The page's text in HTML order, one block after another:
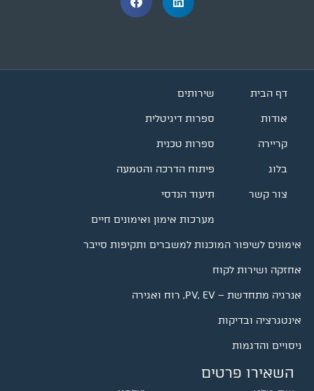
דף הבית
אודות
קריירה
בלוג
צור קשר
שירותים
ספרות דיגיטלית
ספרות טכנית
פיתוח הדרכה והטמעה
תיעוד הנדסי
מערכות אימון ואימונים חיים
אימונים לשיפור המוכנות למשברים ותקיפות סייבר
אחזקה ושירות לקוח
אנרגיה מתחדשת – PV, EV, רוח ואגירה
אינטגרציה ובדיקות
ניסויים והדגמות
השאירו פרטים